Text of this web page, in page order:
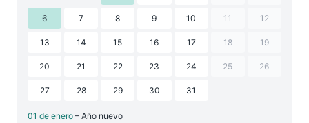
6 7 8 9 10 11 12
13 14 15 16 17 18 19
20 21 22 23 24 25 26
27 28 29 30 31
01 de enero – Año nuevo